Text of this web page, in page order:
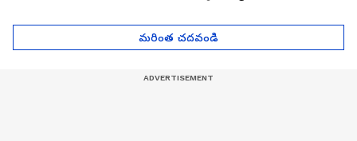
release event
మరింత చదవండి